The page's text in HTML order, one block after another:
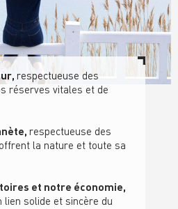
respectueuse des
réserves vitales et de
respectueuse des
la nature et toute sa
et notre économie,
lien solide et sincère du